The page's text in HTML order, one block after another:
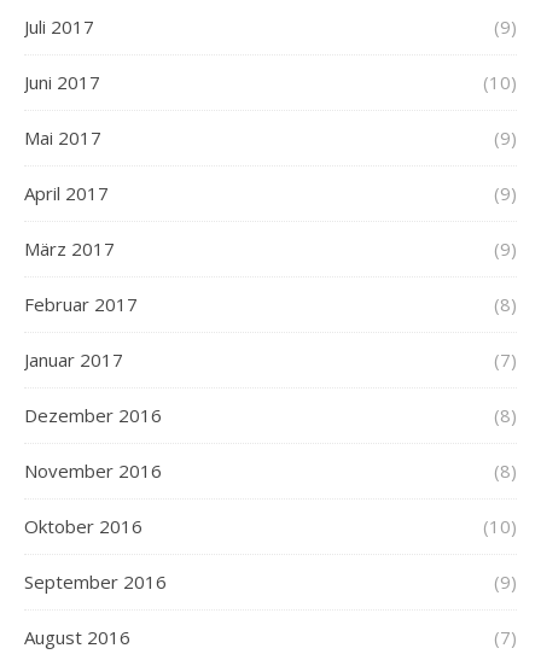
Juli 2017 (9)
Juni 2017 (10)
Mai 2017 (9)
April 2017 (9)
März 2017 (9)
Februar 2017 (8)
Januar 2017 (7)
Dezember 2016 (8)
November 2016 (8)
Oktober 2016 (10)
September 2016 (9)
August 2016 (7)